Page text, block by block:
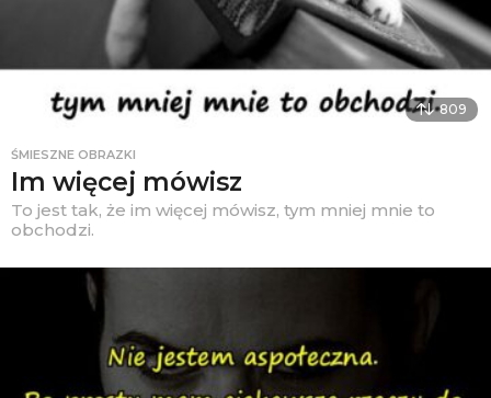
809
ŚMIESZNE OBRAZKI
Im więcej mówisz
To jest tak, że im więcej mówisz, tym mniej mnie to
obchodzi.